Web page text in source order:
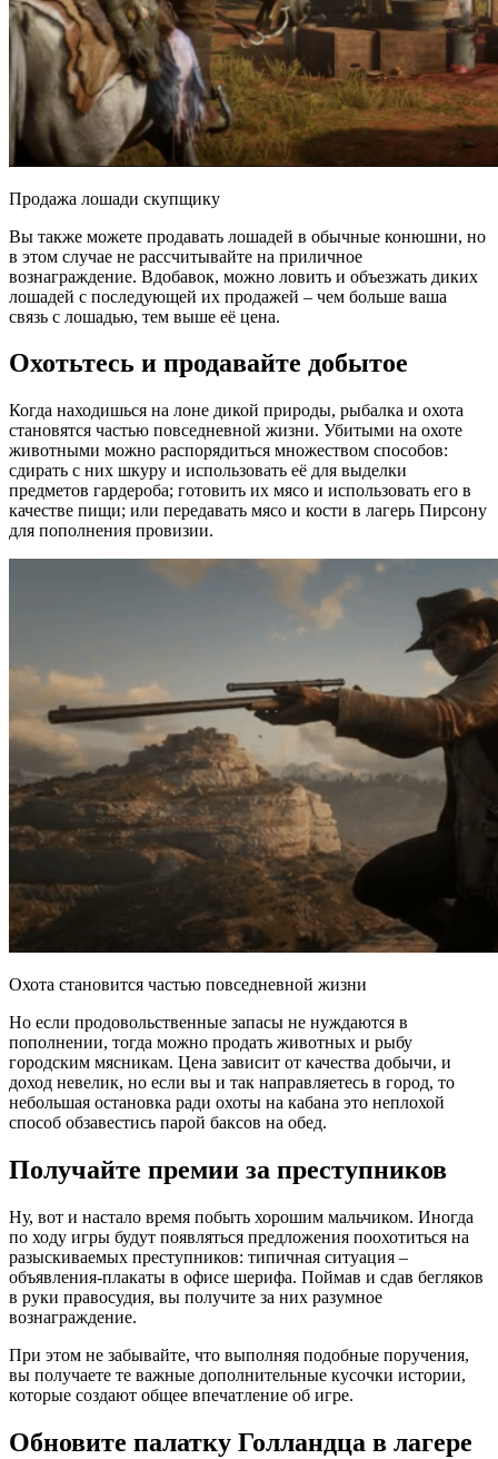
Продажа лошади скупщику
Вы также можете продавать лошадей в обычные конюшни, но
в этом случае не рассчитывайте на приличное
вознаграждение. Вдобавок, можно ловить и объезжать диких
лошадей с последующей их продажей – чем больше ваша
связь с лошадью, тем выше её цена.
Охотьтесь и продавайте добытое
Когда находишься на лоне дикой природы, рыбалка и охота
становятся частью повседневной жизни. Убитыми на охоте
животными можно распорядиться множеством способов:
сдирать с них шкуру и использовать её для выделки
предметов гардероба; готовить их мясо и использовать его в
качестве пищи; или передавать мясо и кости в лагерь Пирсону
для пополнения провизии.
Охота становится частью повседневной жизни
Но если продовольственные запасы не нуждаются в
пополнении, тогда можно продать животных и рыбу
городским мясникам. Цена зависит от качества добычи, и
доход невелик, но если вы и так направляетесь в город, то
небольшая остановка ради охоты на кабана это неплохой
способ обзавестись парой баксов на обед.
Получайте премии за преступников
Ну, вот и настало время побыть хорошим мальчиком. Иногда
по ходу игры будут появляться предложения поохотиться на
разыскиваемых преступников: типичная ситуация –
объявления-плакаты в офисе шерифа. Поймав и сдав бегляков
в руки правосудия, вы получите за них разумное
вознаграждение.
При этом не забывайте, что выполняя подобные поручения,
вы получаете те важные дополнительные кусочки истории,
которые создают общее впечатление об игре.
Обновите палатку Голландца в лагере